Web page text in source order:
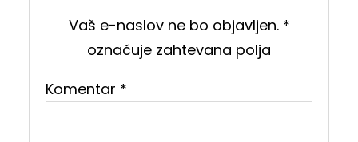
Vaš e-naslov ne bo objavljen. *
označuje zahtevana polja
Komentar *